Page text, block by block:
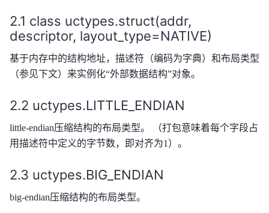
class uctypes.struct(addr,
descriptor, layout_type=NATIVE)
基于内存中的结构地址，描述符（编码为字典）和布局类型
（参见下文）来实例化“外部数据结构”对象。
uctypes.LITTLE_ENDIAN
little-endian压缩结构的布局类型。 （打包意味着每个字段占
用描述符中定义的字节数，即对齐为1）。
uctypes.BIG_ENDIAN
big-endian压缩结构的布局类型。